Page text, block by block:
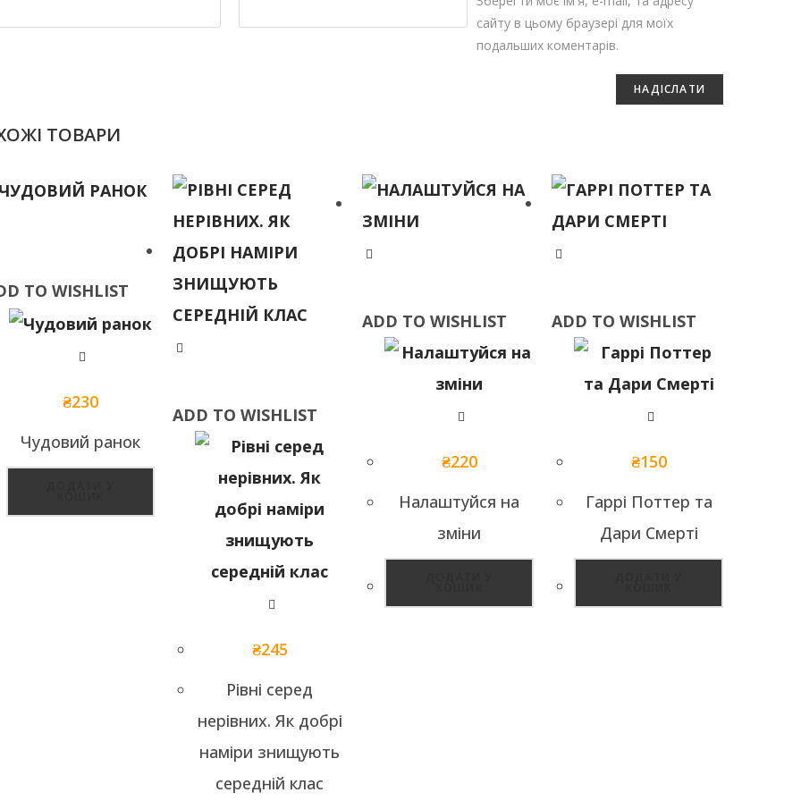
сайту в цьому браузері для моїх
подальших коментарів.
ТОВАРИ
TO WISHLIST
₴230
Чудовий ранок
ADD TO WISHLIST
₴245
Рівні серед
нерівних. Як добрі
наміри знищують
середній клас
ADD TO WISHLIST
₴220
Налаштуйся на
зміни
ADD TO WISHLIST
₴150
Гаррі Поттер та
Дари Смерті